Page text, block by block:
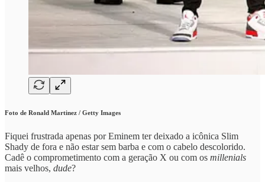
Foto de Ronald Martinez / Getty Images
Fiquei frustrada apenas por Eminem ter deixado a icônica Slim
Shady de fora e não estar sem barba e com o cabelo descolorido.
Cadê o comprometimento com a geração X ou com os millenials
mais velhos, dude?